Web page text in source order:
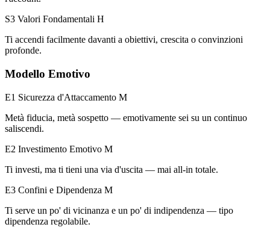
S3 Valori Fondamentali H
Ti accendi facilmente davanti a obiettivi, crescita o convinzioni
profonde.
Modello Emotivo
E1 Sicurezza d'Attaccamento M
Metà fiducia, metà sospetto — emotivamente sei su un continuo
saliscendi.
E2 Investimento Emotivo M
Ti investi, ma ti tieni una via d'uscita — mai all-in totale.
E3 Confini e Dipendenza M
Ti serve un po' di vicinanza e un po' di indipendenza — tipo
dipendenza regolabile.